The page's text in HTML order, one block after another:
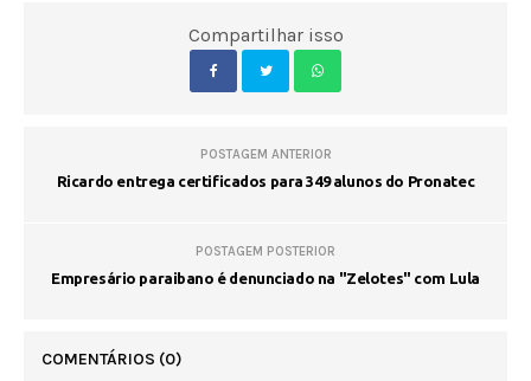
Compartilhar isso
POSTAGEM ANTERIOR
Ricardo entrega certificados para 349 alunos do Pronatec
POSTAGEM POSTERIOR
Empresário paraibano é denunciado na "Zelotes" com Lula
COMENTÁRIOS (0)